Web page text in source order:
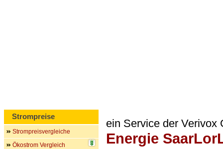
ein Service der Verivox
Energie
Strompreise
Strompreisvergleiche
Ökostrom Vergleich